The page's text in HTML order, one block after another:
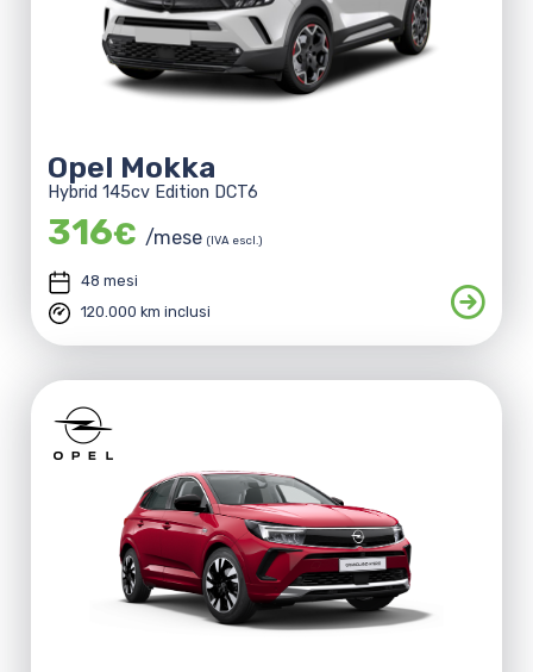
Opel Mokka
Hybrid 145cv Edition DCT6
316€ /mese (IVA escl.)
48 mesi
120.000 km inclusi